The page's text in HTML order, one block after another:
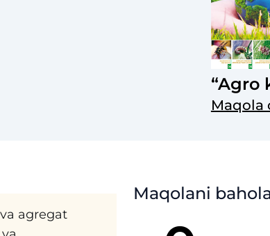
“Agro
Maqola
agregat
Maqolani